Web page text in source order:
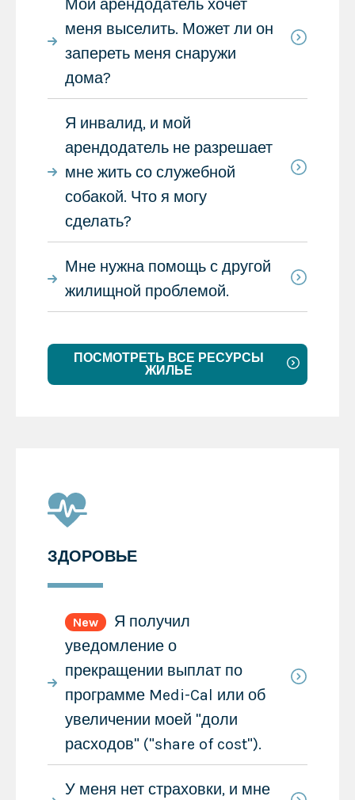
Мой арендодатель хочет
меня выселить. Может ли он
запереть меня снаружи
дома?
Я инвалид, и мой
арендодатель не разрешает
мне жить со служебной
собакой. Что я могу
сделать?
Мне нужна помощь с другой
жилищной проблемой.
ПОСМОТРЕТЬ ВСЕ РЕСУРСЫ
ЖИЛЬЕ
ЗДОРОВЬЕ
New
Я получил
уведомление о
прекращении выплат по
программе Medi-Cal или об
увеличении моей "доли
расходов" ("share of cost").
У меня нет страховки, и мне